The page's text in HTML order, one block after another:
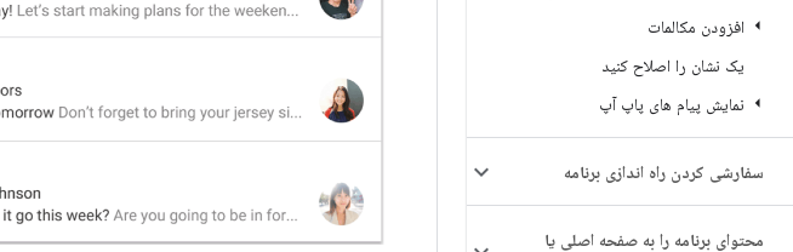
افزودن مکالمات
یک نشان را اصلاح کنید
نمایش پیام های پاپ آپ
سفارشی کردن راه اندازی برنامه
محتوای برنامه را به صفحه اصلی یا